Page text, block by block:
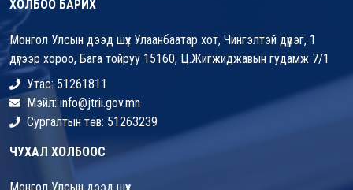
ХОЛБОО БАРИХ
Монгол Улсын дээд шүүх Улаанбаатар хот, Чингэлтэй дүүрэг, 1
дүгээр хороо, Бага тойруу 15160, Ц.Жигжиджавын гудамж 7/1
Утас: 51261811
Мэйл: info@jtrii.gov.mn
Сургалтын төв: 51263239
ЧУХАЛ ХОЛБООС